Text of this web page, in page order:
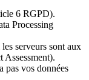
6 RGPD).
Processing
serveurs sont aux
pas vos données